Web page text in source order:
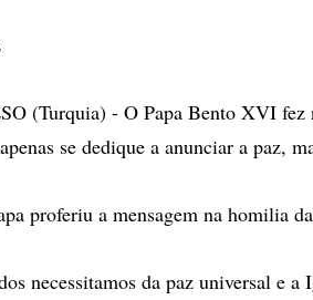
(Turquia) - O Papa Bento XVI fez
se dedique a anunciar a paz,
proferiu a mensagem na homilia
necessitamos da paz universal e